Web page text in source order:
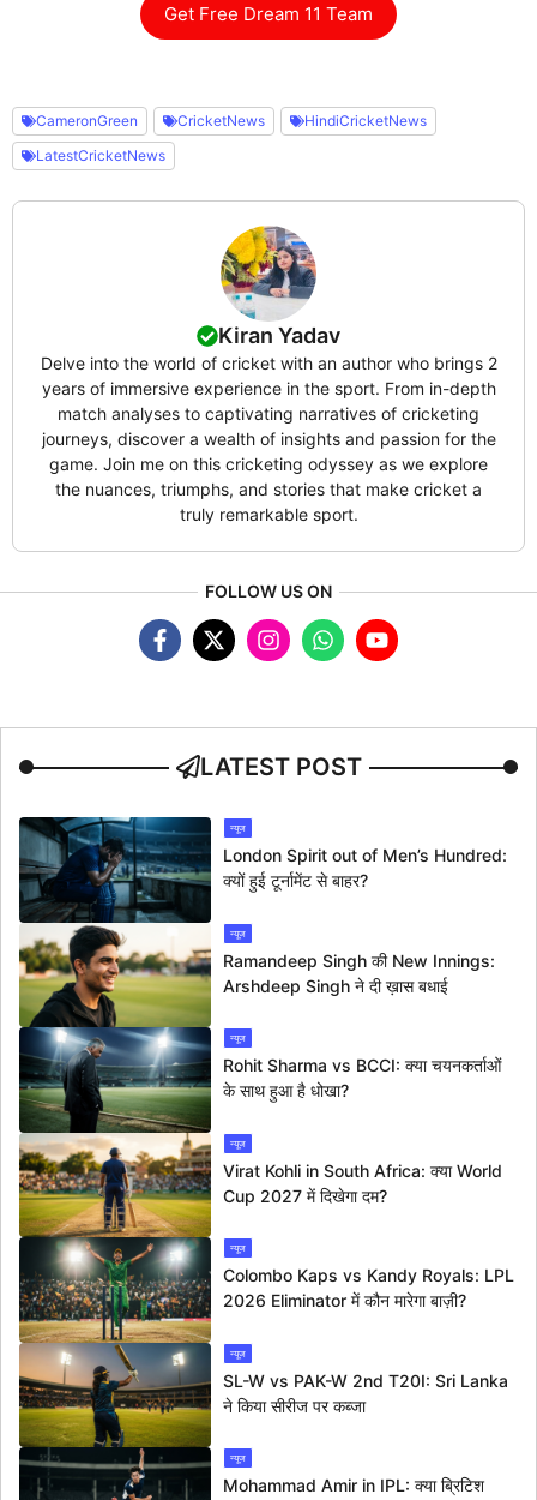
Get Free Dream 11 Team
CameronGreen CricketNews
HindiCricketNews
LatestCricketNews
Kiran Yadav
Delve into the world of cricket with an author who brings 2
years of immersive experience in the sport. From in-depth
match analyses to captivating narratives of cricketing
journeys, discover a wealth of insights and passion for the
game. Join me on this cricketing odyssey as we explore
the nuances, triumphs, and stories that make cricket a
truly remarkable sport.
FOLLOW US ON
LATEST POST
न्यूज
London Spirit out of Men’s Hundred:
क्यों हुई टूर्नामेंट से बाहर?
न्यूज
Ramandeep Singh की New Innings:
Arshdeep Singh ने दी ख़ास बधाई
न्यूज
Rohit Sharma vs BCCI: क्या चयनकर्ताओं
के साथ हुआ है धोखा?
न्यूज
Virat Kohli in South Africa: क्या World
Cup 2027 में दिखेगा दम?
न्यूज
Colombo Kaps vs Kandy Royals: LPL
2026 Eliminator में कौन मारेगा बाज़ी?
न्यूज
SL-W vs PAK-W 2nd T20I: Sri Lanka
ने किया सीरीज पर कब्जा
न्यूज
Mohammad Amir in IPL: क्या ब्रिटिश